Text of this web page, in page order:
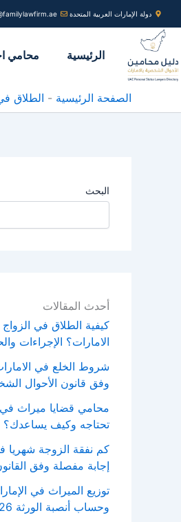
تخطي
إلى
المحتوى
دولة الإمارات العربية المتحدة
الرئيسية محامي
الصفحة الرئيسية - الطلاق
البحث
أحدث المقالات
كيفية الطلاق في
الامارات؟ الإجراءات
شروط الخلع في
وفق قانون الأحوال
محامي قضايا ميراث في
تحتاجه وكيف يساعدك؟
كم نفقة الزوجة شهريا
إجابة مفصلة وفق
توزيع الميراث في
وحساب أنصبة الورثة 2026